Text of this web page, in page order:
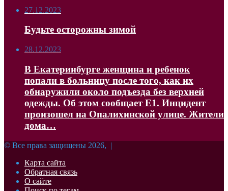
27.12.2023
Будьте осторожны зимой
28.12.2023
В Екатеринбурге женщина и ребенок
попали в больницу после того, как их
обнаружили около подъезда без верхней
одежды. Об этом сообщает Е1. Инцидент
произошел на Опалихинской улице. Жители
дома…
© Все права защищены 2026, |
Карта сайта
Обратная связь
О сайте